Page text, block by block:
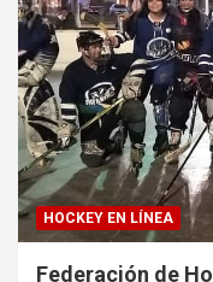
HOCKEY EN LÍNEA
Federación de